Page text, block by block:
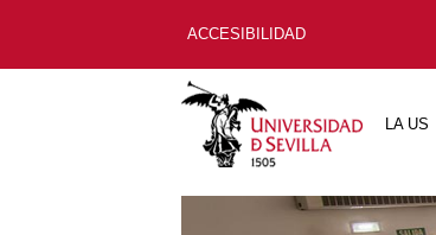
ACCESIBILIDAD
LA US